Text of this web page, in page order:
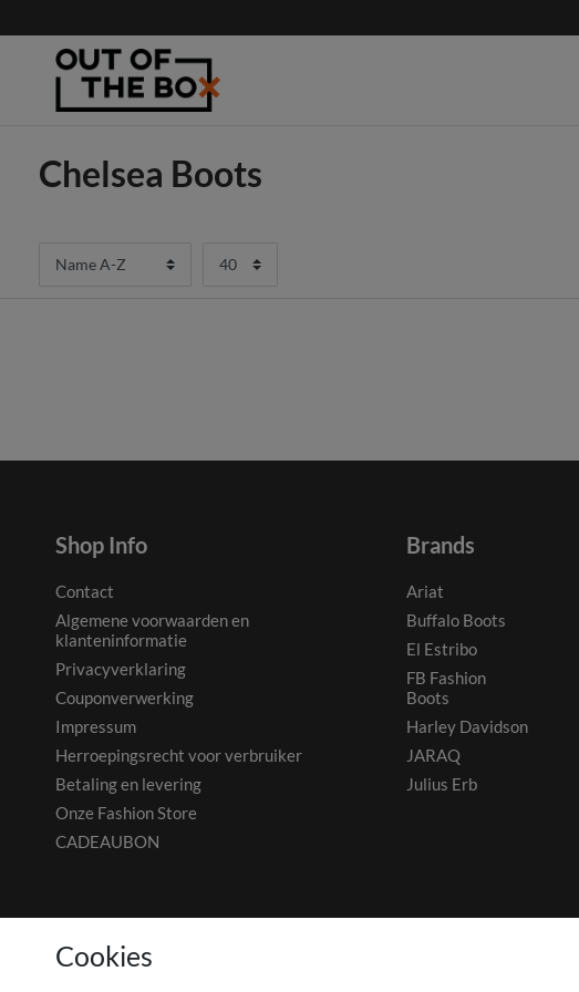
Chelsea Boots
Shop Info
Contact
Algemene voorwaarden en
klanteninformatie
Privacyverklaring
Couponverwerking
Impressum
Herroepingsrecht voor verbruiker
Betaling en levering
Onze Fashion Store
CADEAUBON
Brands
Ariat
Buffalo Boots
El Estribo
FB Fashion
Boots
Harley Davidson
JARAQ
Julius Erb
© 2026 Out Of The Box. All rights reserved.
Cookies